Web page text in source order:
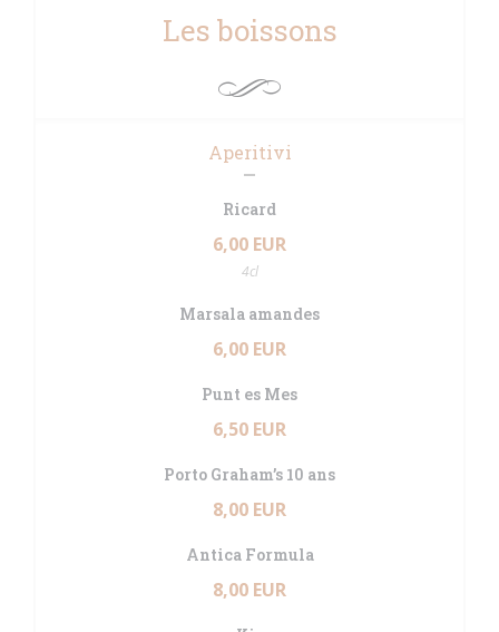
Les boissons
Aperitivi
Ricard
6,00 EUR
4cl
Marsala amandes
6,00 EUR
Punt es Mes
6,50 EUR
Porto Graham’s 10 ans
8,00 EUR
Antica Formula
8,00 EUR